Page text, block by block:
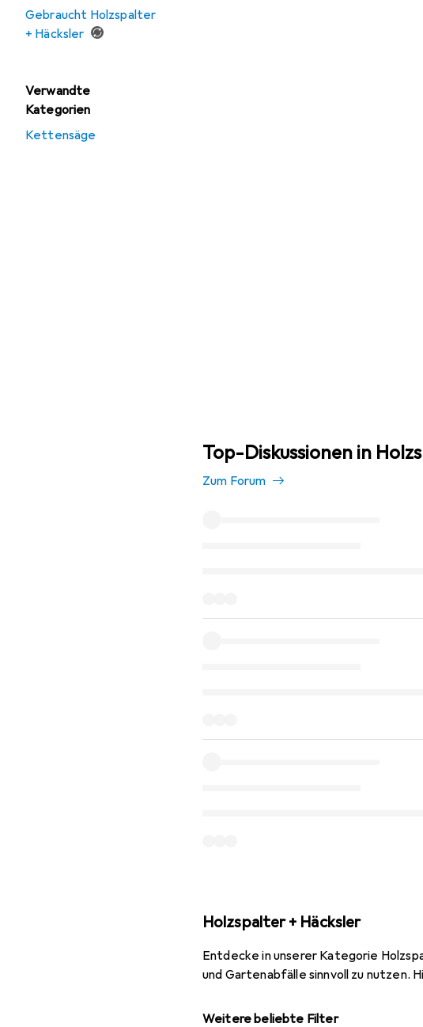
Gebraucht Holzspalter
+ Häcksler
Verwandte
Kategorien
Kettensäge
Top-Diskussionen in
Zum Forum
Holzspalter + Häcksler
Entdecke in unserer Kategorie
und Gartenabfälle sinnvoll zu nutzen.
Weitere beliebte Filter